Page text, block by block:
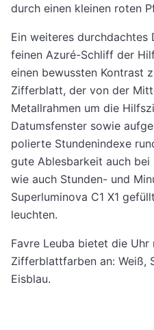
durch einen kleinen roten
Ein weiteres
feinen Azuré-Schliff der
einen bewussten Kontrast
Zifferblatt, der von der
Metallrahmen um die
Datumsfenster sowie
polierte Stundenindexe
gute Ablesbarkeit auch
wie auch Stunden- und
Superluminova C1 X1
leuchten.
Favre Leuba bietet die
Zifferblattfarben an: Weiß,
Eisblau.